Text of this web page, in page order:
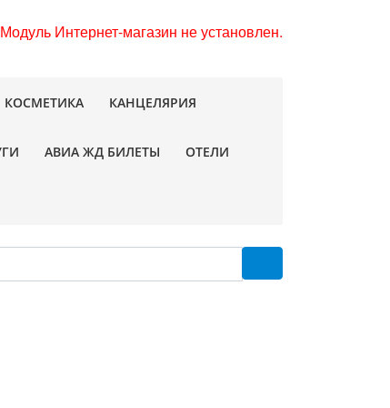
Модуль Интернет-магазин не установлен.
КОСМЕТИКА КАНЦЕЛЯРИЯ
АВИА ЖД БИЛЕТЫ ОТЕЛИ